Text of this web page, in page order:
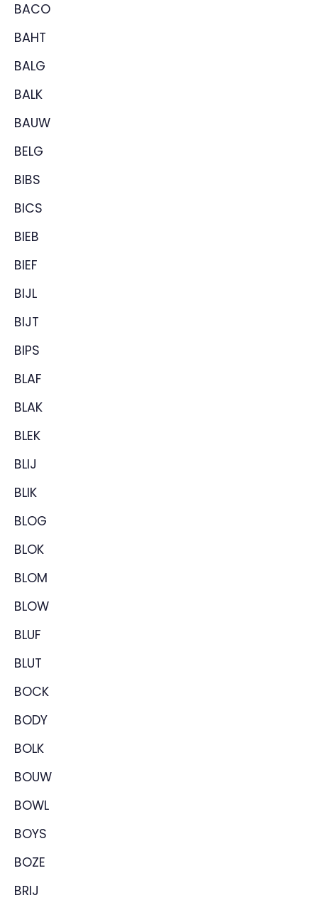
BACO
BAHT
BALG
BALK
BAUW
BELG
BIBS
BICS
BIEB
BIEF
BIJL
BIJT
BIPS
BLAF
BLAK
BLEK
BLIJ
BLIK
BLOG
BLOK
BLOM
BLOW
BLUF
BLUT
BOCK
BODY
BOLK
BOUW
BOWL
BOYS
BOZE
BRIJ